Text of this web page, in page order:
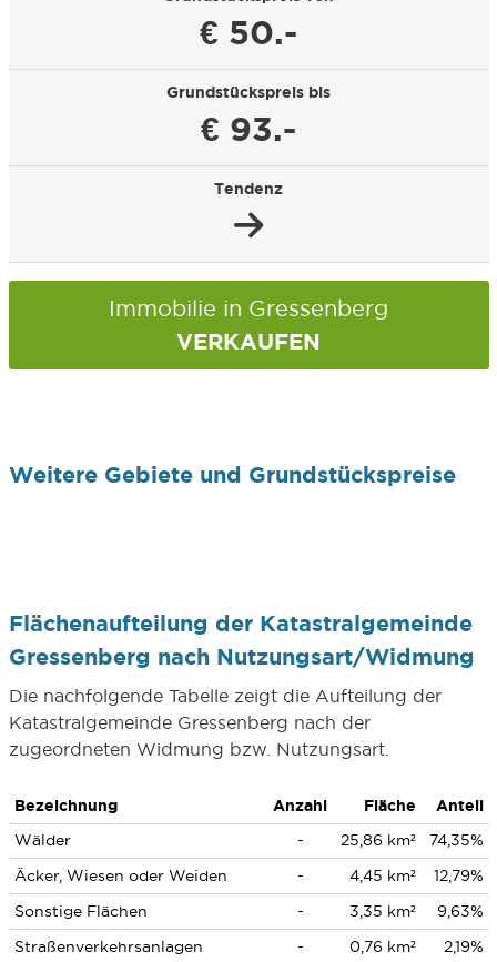
€ 50.-
Grundstückspreis bis
€ 93.-
Tendenz
Immobilie in Gressenberg
VERKAUFEN
Weitere Gebiete und Grundstückspreise
Flächenaufteilung der Katastralgemeinde
Gressenberg nach Nutzungsart/Widmung
Die nachfolgende Tabelle zeigt die Aufteilung der
Katastralgemeinde Gressenberg nach der
zugeordneten Widmung bzw. Nutzungsart.
Bezeichnung Anzahl Fläche
Anteil
Wälder
- 25,86 km²
74,35%
Äcker, Wiesen oder Weiden
- 4,45 km²
12,79%
Sonstige Flächen
- 3,35 km²
9,63%
Straßenverkehrsanlagen
- 0,76 km² 2,19%